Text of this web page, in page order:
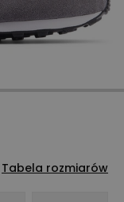
Tabela rozmiarów